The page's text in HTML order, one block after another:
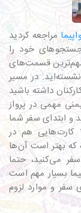
مراجعه کردید
خود را
قسمت‌های
در مسیر
داشته باشید
مهمی در پرواز
و ابتدای سفر شما
کارت‌هایی هم در
که بهتر است آن‌ها
می‌کنید، حتما
بسیار مهم است
سفر و موارد لزوم